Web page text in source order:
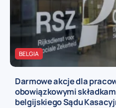
BELGIA
Darmowe akcje dla
obowiązkowymi
belgijskiego Sądu